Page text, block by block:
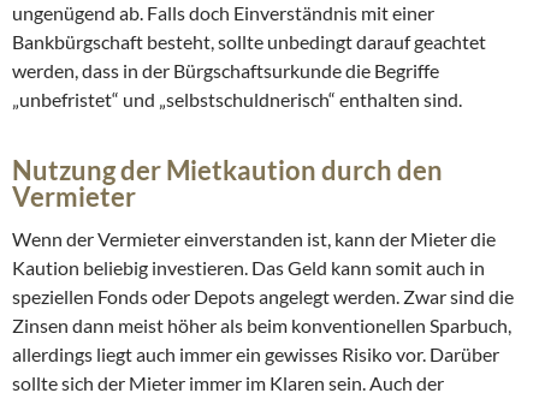
ungenügend ab. Falls doch Einverständnis mit einer
Bankbürgschaft besteht, sollte unbedingt darauf geachtet
werden, dass in der Bürgschaftsurkunde die Begriffe
„unbefristet“ und „selbstschuldnerisch“ enthalten sind.
Nutzung der Mietkaution durch den
Vermieter
Wenn der Vermieter einverstanden ist, kann der Mieter die
Kaution beliebig investieren. Das Geld kann somit auch in
speziellen Fonds oder Depots angelegt werden. Zwar sind die
Zinsen dann meist höher als beim konventionellen Sparbuch,
allerdings liegt auch immer ein gewisses Risiko vor. Darüber
sollte sich der Mieter immer im Klaren sein. Auch der